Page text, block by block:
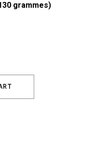
grammes)